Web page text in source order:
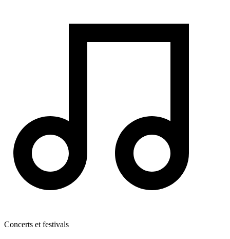
Concerts et festivals